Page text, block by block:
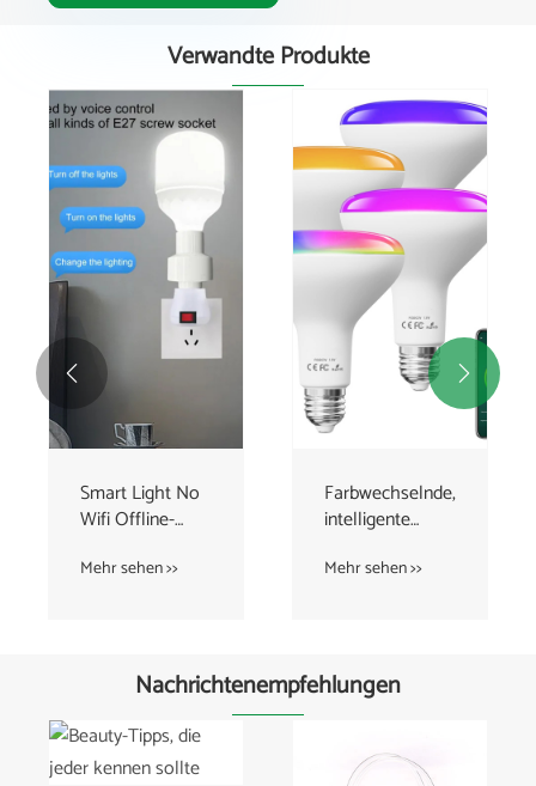
Verwandte Produkte
Farbwechselnde,
intelligente
Glühbirnen mit
Mehr sehen >>
Intelligente
Glühbirnen mit
Sprachsteuerung
Mehr sehen >>
 
Nachrichtenempfehlungen